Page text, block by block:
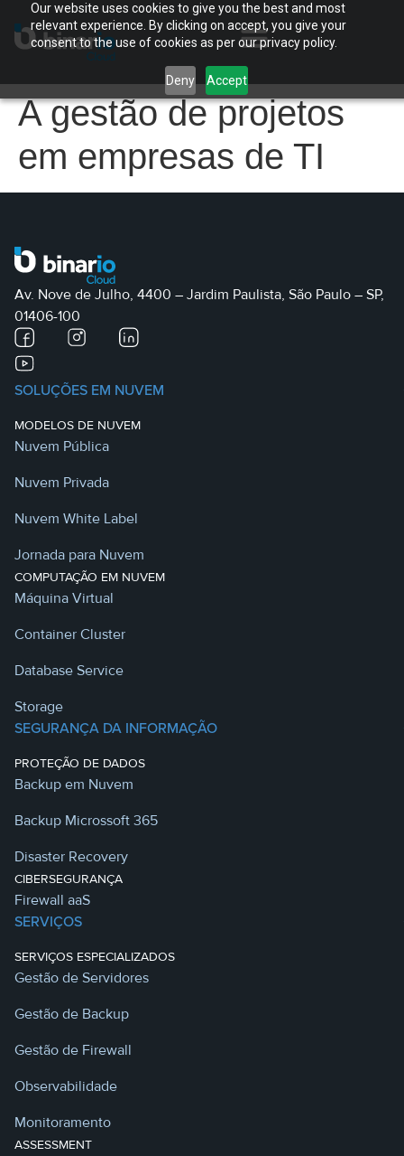
Our website uses cookies to give you the best and most
relevant experience. By clicking on accept, you give your
consent to the use of cookies as per our privacy policy.
Deny Accept
A gestão de projetos
em empresas de TI
Av. Nove de Julho, 4400 – Jardim Paulista, São Paulo – SP,
01406-100
SOLUÇÕES EM NUVEM
MODELOS DE NUVEM
Nuvem Pública
Nuvem Privada
Nuvem White Label
Jornada para Nuvem
COMPUTAÇÃO EM NUVEM
Máquina Virtual
Container Cluster
Database Service
Storage
SEGURANÇA DA INFORMAÇÃO
PROTEÇÃO DE DADOS
Backup em Nuvem
Backup Microssoft 365
Disaster Recovery
CIBERSEGURANÇA
Firewall aaS
SERVIÇOS
SERVIÇOS ESPECIALIZADOS
Gestão de Servidores
Gestão de Backup
Gestão de Firewall
Observabilidade
Monitoramento
ASSESSMENT